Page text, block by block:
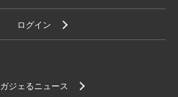
ログイン
ガジェるニュース